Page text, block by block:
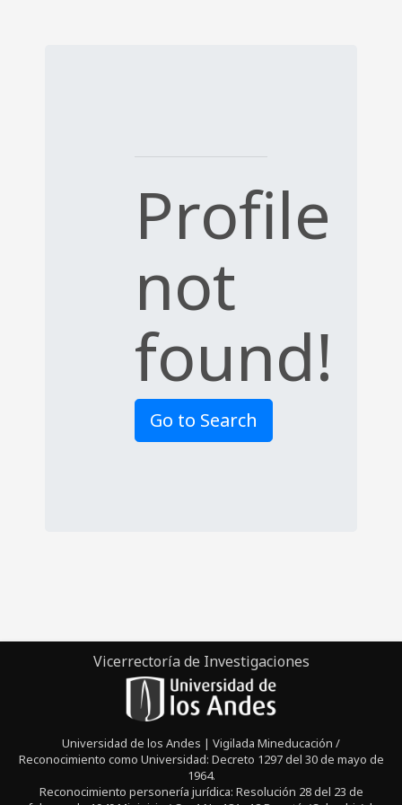
Profile
not
found!
Go to Search
Vicerrectoría de Investigaciones
Universidad de los Andes | Vigilada Mineducación /
Reconocimiento como Universidad: Decreto 1297 del 30 de mayo de
1964.
Reconocimiento personería jurídica: Resolución 28 del 23 de